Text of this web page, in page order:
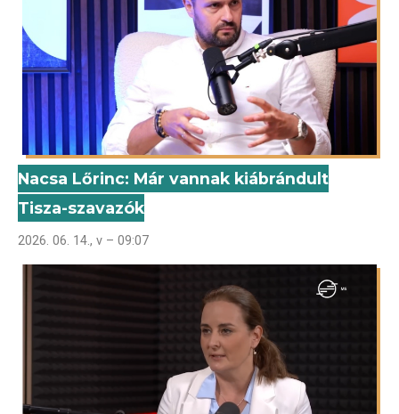
Nacsa Lőrinc: Már vannak kiábrándult
Tisza-szavazók
2026. 06. 14., v – 09:07